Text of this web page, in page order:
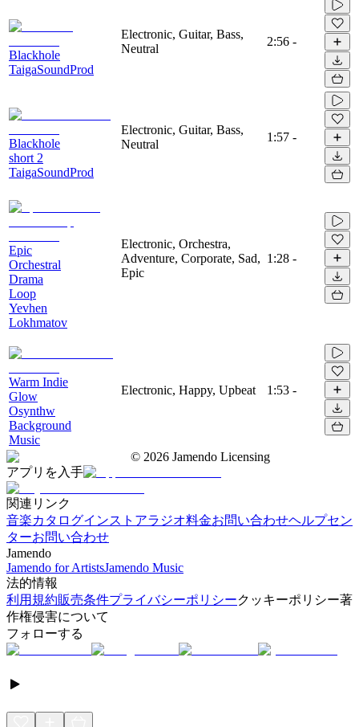
Blackhole
TaigaSoundProd
Electronic, Guitar, Bass,
Neutral
2:56 -
Blackhole
short 2
TaigaSoundProd
Electronic, Guitar, Bass,
Neutral
1:57 -
Epic
Orchestral
Drama
Loop
Yevhen
Lokhmatov
Electronic, Orchestra,
Adventure, Corporate, Sad,
Epic
1:28 -
Warm Indie
Glow
Osynthw
Background
Music
Electronic, Happy, Upbeat 1:53 -
© 2026 Jamendo Licensing
アプリを入手
関連リンク
音楽カタログインストアラジオ料金お問い合わせヘルプセン
ターお問い合わせ
Jamendo
Jamendo for ArtistsJamendo Music
法的情報
利用規約販売条件プライバシーポリシークッキーポリシー著
作権侵害について
フォローする